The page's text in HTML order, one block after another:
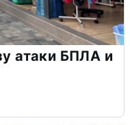
атаки БПЛА и